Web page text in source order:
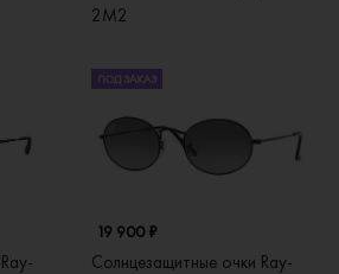
2M2
ПОД ЗАКАЗ
19 900 ₽
Солнцезащитные очки Ray-